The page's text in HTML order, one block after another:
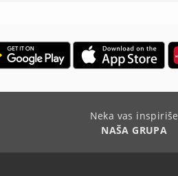
Neka vas inspiriše
NAŠA GRUPA